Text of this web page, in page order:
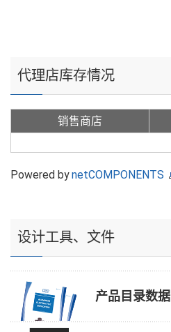
代理店库存情况
销售商店
Powered bynetCOMPONENTS
设计工具、文件
产品目录数据